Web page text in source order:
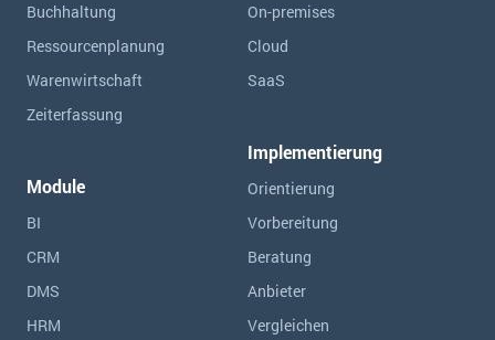
Buchhaltung
Ressourcen­planung
Warenwirtschaft
Zeiterfassung
Module
BI
CRM
DMS
HRM
On-premises
Cloud
SaaS
Implementierung
Orientierung
Vorbereitung
Beratung
Anbieter
Vergleichen